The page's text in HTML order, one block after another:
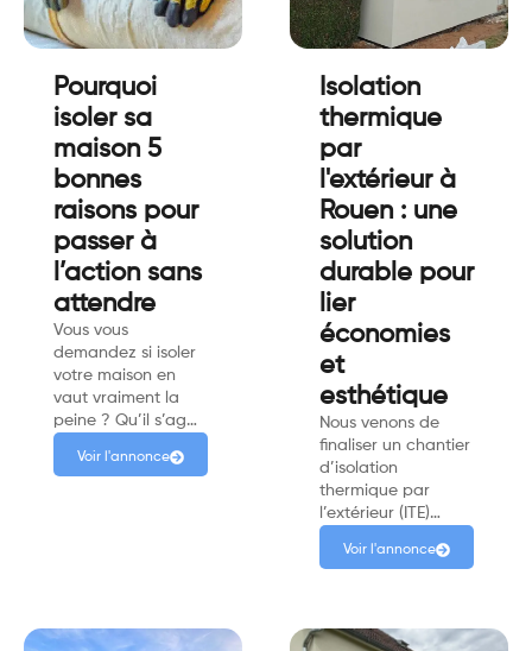
Pourquoi
isoler sa
maison 5
bonnes
raisons pour
passer à
l’action sans
attendre
Vous vous
demandez si isoler
votre maison en
vaut vraiment la
peine ? Qu’il s’ag…
Voir l'annonce
Isolation
thermique
par
l'extérieur à
Rouen : une
solution
durable pour
lier
économies
et
esthétique
Nous venons de
finaliser un chantier
d’isolation
thermique par
l’extérieur (ITE)…
Voir l'annonce